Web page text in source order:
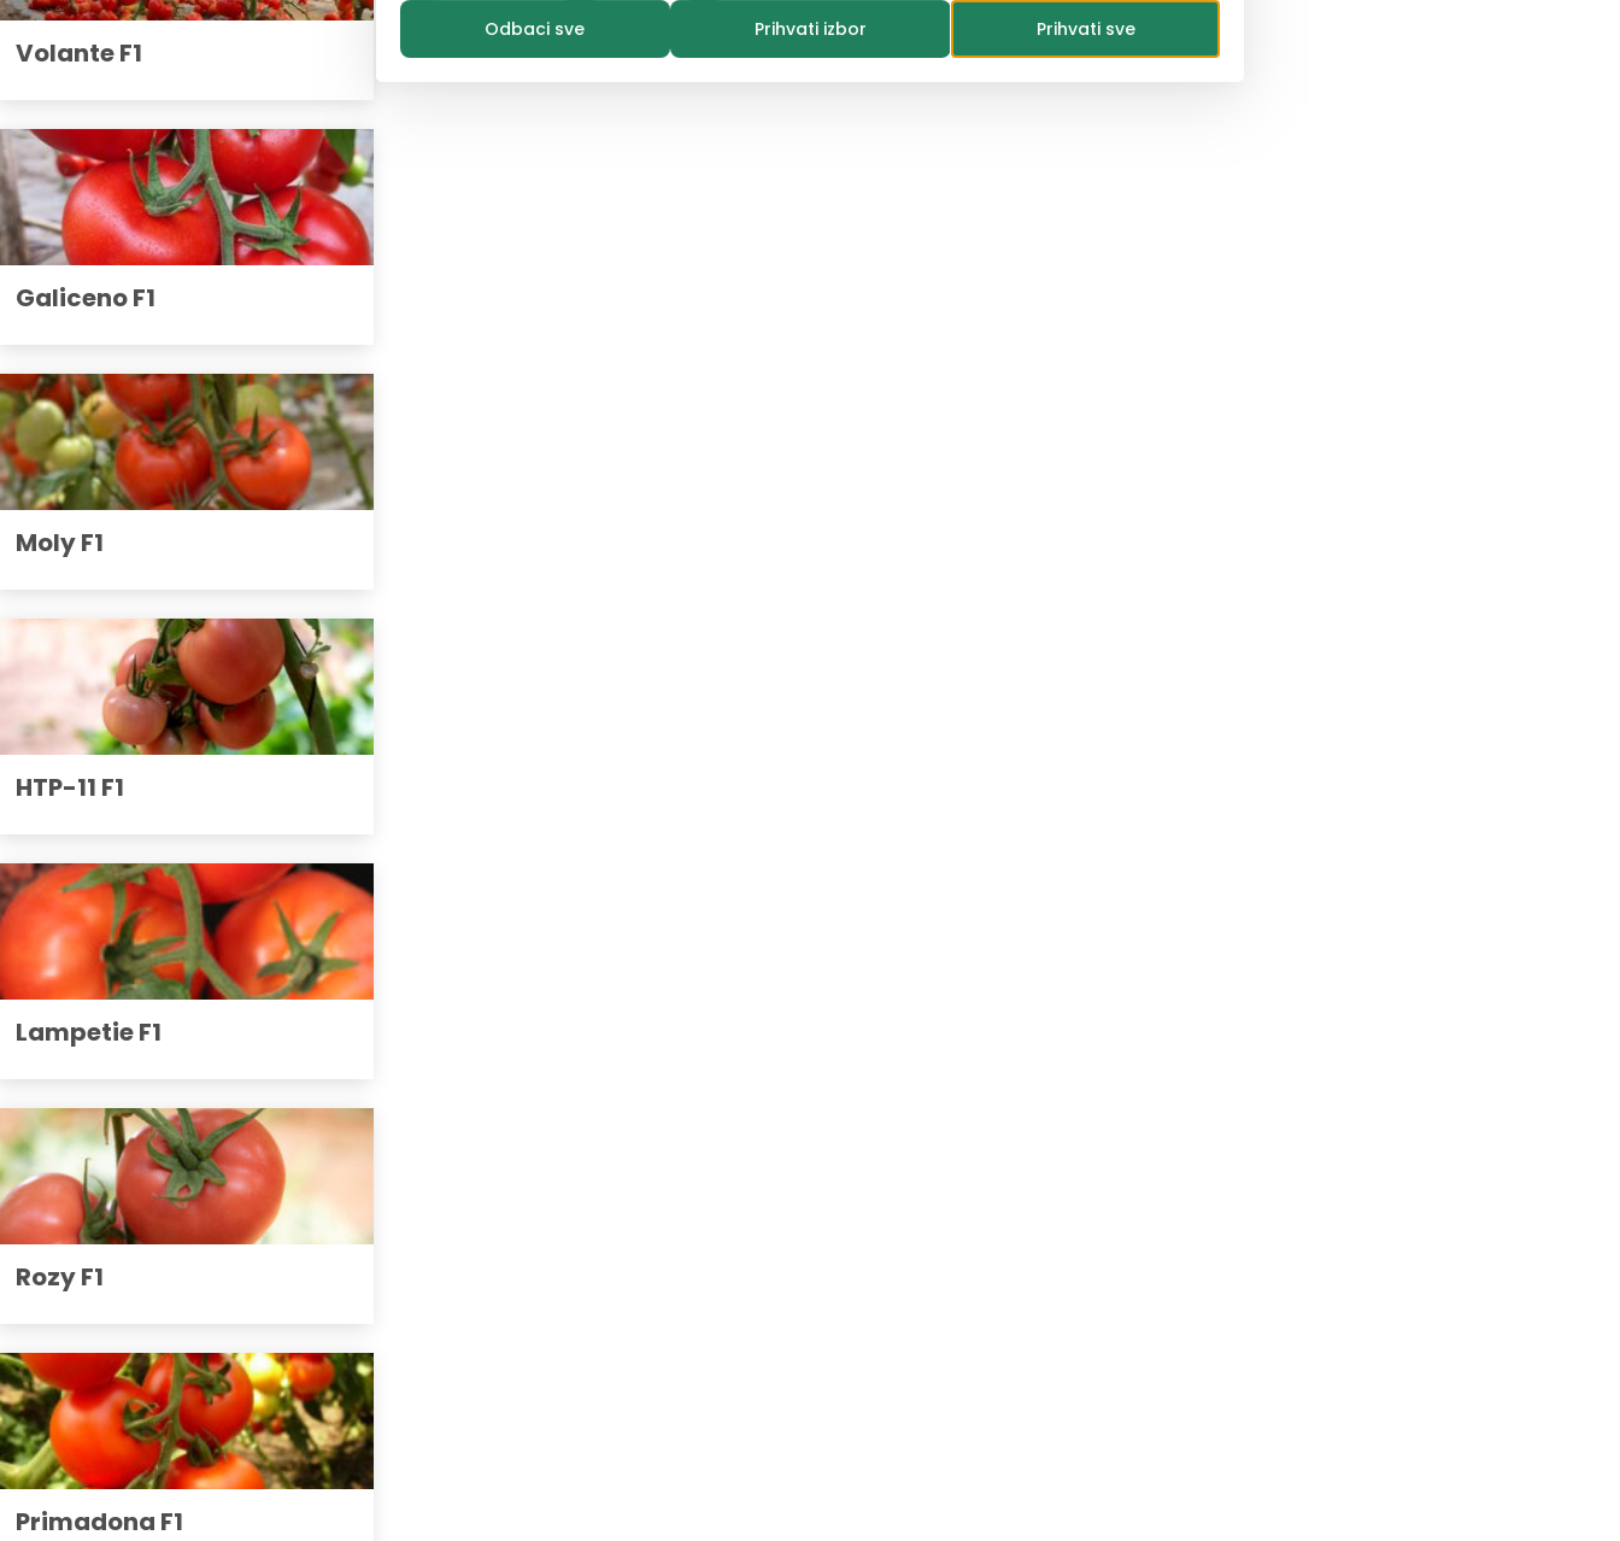
Volante F1
Galiceno F1
Moly F1
HTP-11 F1
Lampetie F1
Rozy F1
Primadona F1
Odbaci sve
Prihvati izbor Prihvati sve